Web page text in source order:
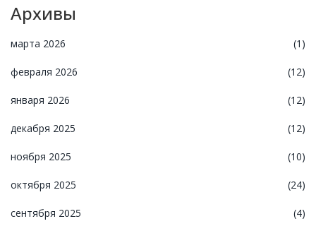
Архивы
марта 2026 (1)
февраля 2026 (12)
января 2026 (12)
декабря 2025 (12)
ноября 2025 (10)
октября 2025 (24)
сентября 2025 (4)